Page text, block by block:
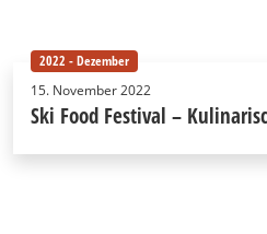
2022 - Dezember
15. November 2022
Ski Food Festival –